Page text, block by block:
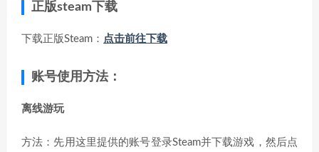
正版steam下载
下载正版Steam： 点击前往下载
账号使用方法：
离线游玩
方法：先用这里提供的账号登录Steam并下载游戏，然后点